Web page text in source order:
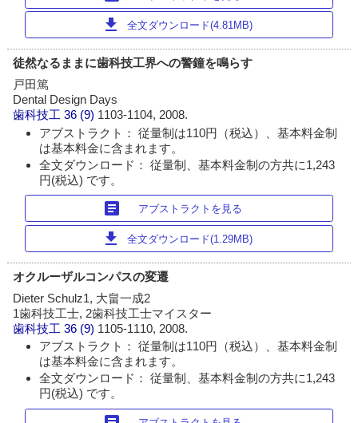
download 全文ダウンロード(4.81MB)
徒然なるままに歯科技工界への警鐘を鳴らす
戸田篤
Dental Design Days
歯科技工 36 (9) 1103-1104, 2008.
アブストラクト： 従量制は110円（税込）、基本料金制
は基本料金に含まれます。
全文ダウンロード： 従量制、基本料金制の方共に1,243
円(税込) です。
article アブストラクトを見る
download 全文ダウンロード(1.29MB)
オクルーザルコンパスの変遷
Dieter Schulz1, 大畠一成2
1歯科技工士, 2歯科技工士マイスター
歯科技工 36 (9) 1105-1110, 2008.
アブストラクト： 従量制は110円（税込）、基本料金制
は基本料金に含まれます。
全文ダウンロード： 従量制、基本料金制の方共に1,243
円(税込) です。